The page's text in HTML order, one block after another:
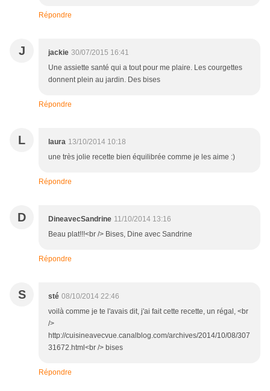
Répondre
J jackie 30/07/2015 16:41
Une assiette santé qui a tout pour me plaire. Les courgettes
donnent plein au jardin. Des bises
Répondre
L laura 13/10/2014 10:18
une très jolie recette bien équilibrée comme je les aime :)
Répondre
D DineavecSandrine 11/10/2014 13:16
Beau plat!!!<br /> Bises, Dine avec Sandrine
Répondre
S sté 08/10/2014 22:46
voilà comme je te l'avais dit, j'ai fait cette recette, un régal, <br
/>
http://cuisineavecvue.canalblog.com/archives/2014/10/08/307
31672.html<br /> bises
Répondre